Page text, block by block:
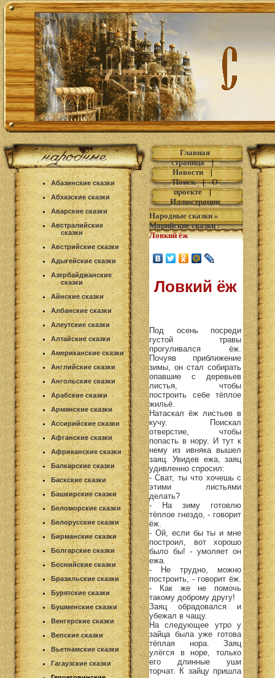
Абазинские сказки
Абхазские сказки
Аварские сказки
Австралийские
сказки
Австрийские сказки
Адыгейские сказки
Азербайджанские
сказки
Айнские сказки
Албанские сказки
Алеутские сказки
Алтайские сказки
Американские сказки
Английские сказки
Ангольские сказки
Арабские сказки
Армянские сказки
Ассирийские сказки
Афганские сказки
Африканские сказки
Балкарские сказки
Баскские сказки
Башкирские сказки
Беломорские сказки
Белорусские сказки
Бирманские сказки
Болгарские сказки
Боснийские сказки
Бразильские сказки
Бурятские сказки
Бушменские сказки
Венгерские сказки
Вепские сказки
Вьетнамские сказки
Гагаузские сказки
Главная
страница|
Новости|
Поиск|О
проекте|
Иллюстрации
Народные сказки »
Марийские сказки:
Ловкий ёж
Ловкий ёж
Под осень посреди
густой травы
прогуливался ёж.
Почуяв приближение
зимы, он стал собирать
опавшие с деревьев
листья, чтобы
построить себе тёплое
жильё.
Натаскал ёж листьев в
кучу. Поискал
отверстие, чтобы
попасть в нору. И тут к
нему из ивняка вышел
заяц. Увидев ежа, заяц
удивленно спросил:
- Сват, ты что хочешь с
этими листьями
делать?
- На зиму готовлю
тёплое гнездо, - говорит
ёж.
- Ой, если бы ты и мне
построил, вот хорошо
было бы! - умоляет он
ежа.
- Не трудно, можно
построить, - говорит ёж.
- Как же не помочь
такому доброму другу!
Заяц обрадовался и
убежал в чащу.
На следующее утро у
зайца была уже готова
тёплая нора. Заяц
улёгся в норе, только
его длинные уши
торчат. К зайцу пришла